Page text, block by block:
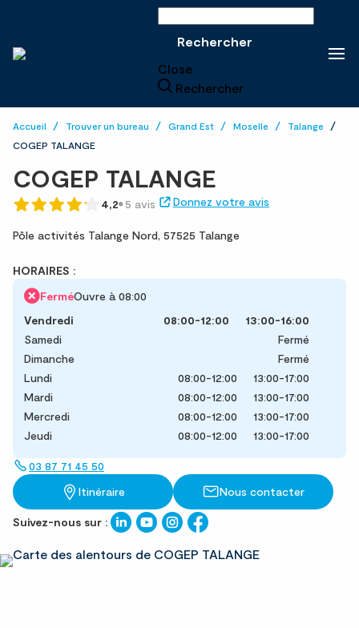
Rechercher
Close
Rechercher
Accueil Trouver un bureau Grand Est Moselle
Talange
COGEP TALANGE
COGEP TALANGE
4,2 5 avis Donnez votre avis
Pôle activités Talange Nord, 57525 Talange
HORAIRES :
FerméOuvre à 08:00
Vendredi
08:00-12:00
13:00-16:00
Samedi
Fermé
Dimanche
Fermé
Lundi
08:00-12:00
13:00-17:00
Mardi
08:00-12:00
13:00-17:00
Mercredi
08:00-12:00
13:00-17:00
Jeudi
08:00-12:00 13:00-17:00
03 87 71 45 50
Itinéraire
Nous contacter
Suivez-nous sur :